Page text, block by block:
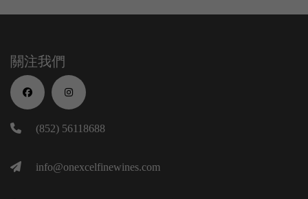
關注我們
(852) 56118688
info@onexcelfinewines.com